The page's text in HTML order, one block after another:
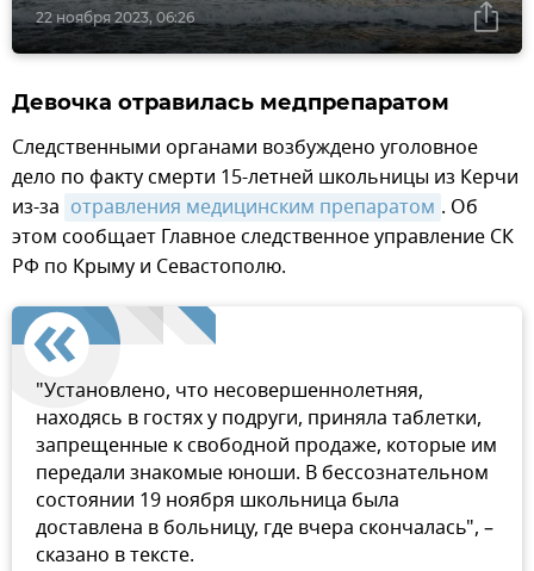
22 ноября 2023, 06:26
Девочка отравилась медпрепаратом
Следственными органами возбуждено уголовное
дело по факту смерти 15-летней школьницы из Керчи
из-за отравления медицинским препаратом . Об
этом сообщает Главное следственное управление СК
РФ по Крыму и Севастополю.
"Установлено, что несовершеннолетняя,
находясь в гостях у подруги, приняла таблетки,
запрещенные к свободной продаже, которые им
передали знакомые юноши. В бессознательном
состоянии 19 ноября школьница была
доставлена в больницу, где вчера скончалась", –
сказано в тексте.